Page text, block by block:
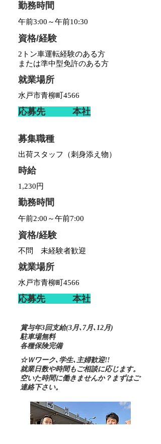
勤務時間
午前3:00～午前10:30
資格/経験
2トン車運転経験のある方
または準中型免許のある方
就業場所
水戸市青柳町4566
応募先 本社
募集職種
出荷スタッフ（刺身添え物）
時給
1,230円
勤務時間
午前2:00～午前7:00
資格/経験
不問 未経験者歓迎
就業場所
水戸市青柳町4566
応募先 本社
賞与年3回支給(3月､7月､12月)
駐車場無料
各種保険完備
☆Ｗワーク､学生､主婦歓迎!!
就業日数や時間もご相談に応じます。
空いた時間に働きませんか？ まずはご
連絡下さい。